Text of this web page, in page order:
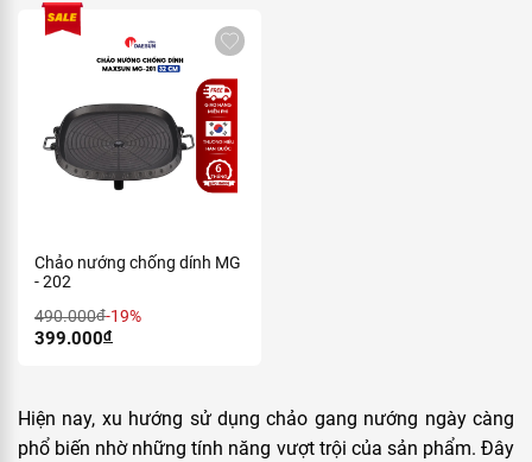
Chảo nướng chống dính MG
- 202
490.000đ-19%
399.000đ
Hiện nay, xu hướng sử dụng chảo gang nướng ngày càng
phổ biến nhờ những tính năng vượt trội của sản phẩm. Đây